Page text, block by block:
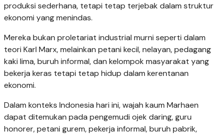
produksi sederhana, tetapi tetap terjebak dalam struktur
ekonomi yang menindas.
Mereka bukan proletariat industrial murni seperti dalam
teori Karl Marx, melainkan petani kecil, nelayan, pedagang
kaki lima, buruh informal, dan kelompok masyarakat yang
bekerja keras tetapi tetap hidup dalam kerentanan
ekonomi.
Dalam konteks Indonesia hari ini, wajah kaum Marhaen
dapat ditemukan pada pengemudi ojek daring, guru
honorer, petani gurem, pekerja informal, buruh pabrik,